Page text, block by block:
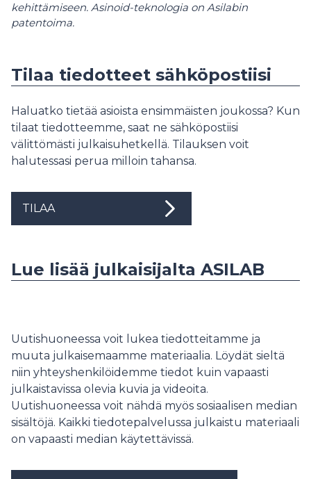
kehittämiseen. Asinoid-teknologia on Asilabin
patentoima.
Tilaa tiedotteet sähköpostiisi
Haluatko tietää asioista ensimmäisten joukossa? Kun
tilaat tiedotteemme, saat ne sähköpostiisi
välittömästi julkaisuhetkellä. Tilauksen voit
halutessasi perua milloin tahansa.
TILAA
Lue lisää julkaisijalta ASILAB
Uutishuoneessa voit lukea tiedotteitamme ja
muuta julkaisemaamme materiaalia. Löydät sieltä
niin yhteyshenkilöidemme tiedot kuin vapaasti
julkaistavissa olevia kuvia ja videoita.
Uutishuoneessa voit nähdä myös sosiaalisen median
sisältöjä. Kaikki tiedotepalvelussa julkaistu materiaali
on vapaasti median käytettävissä.